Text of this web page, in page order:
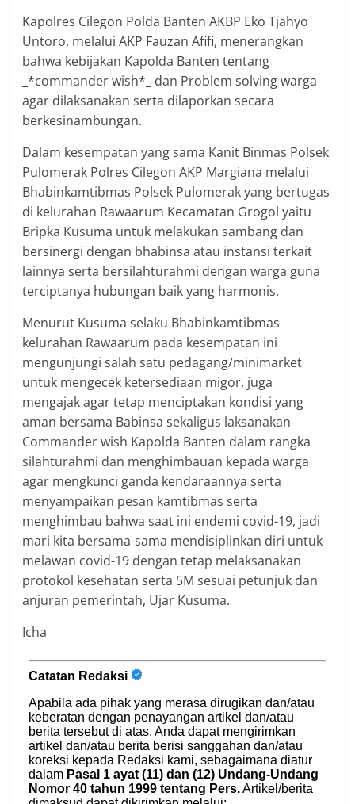
Kapolres Cilegon Polda Banten AKBP Eko Tjahyo
Untoro, melalui AKP Fauzan Afifi, menerangkan
bahwa kebijakan Kapolda Banten tentang
_*commander wish*_ dan Problem solving warga
agar dilaksanakan serta dilaporkan secara
berkesinambungan.
Dalam kesempatan yang sama Kanit Binmas Polsek
Pulomerak Polres Cilegon AKP Margiana melalui
Bhabinkamtibmas Polsek Pulomerak yang bertugas
di kelurahan Rawaarum Kecamatan Grogol yaitu
Bripka Kusuma untuk melakukan sambang dan
bersinergi dengan bhabinsa atau instansi terkait
lainnya serta bersilahturahmi dengan warga guna
terciptanya hubungan baik yang harmonis.
Menurut Kusuma selaku Bhabinkamtibmas
kelurahan Rawaarum pada kesempatan ini
mengunjungi salah satu pedagang/minimarket
untuk mengecek ketersediaan migor, juga
mengajak agar tetap menciptakan kondisi yang
aman bersama Babinsa sekaligus laksanakan
Commander wish Kapolda Banten dalam rangka
silahturahmi dan menghimbauan kepada warga
agar mengkunci ganda kendaraannya serta
menyampaikan pesan kamtibmas serta
menghimbau bahwa saat ini endemi covid-19, jadi
mari kita bersama-sama mendisiplinkan diri untuk
melawan covid-19 dengan tetap melaksanakan
protokol kesehatan serta 5M sesuai petunjuk dan
anjuran pemerintah, Ujar Kusuma.
Icha